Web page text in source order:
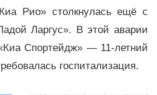
Рио» столкнулась ещё с
Ларгус». В этой аварии
Спортейдж» — 11-летний
госпитализация.